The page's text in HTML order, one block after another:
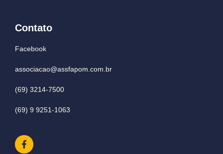
Contato
Facebook
associacao@assfapom.com.br
(69) 3214-7500
(69) 9 9251-1063